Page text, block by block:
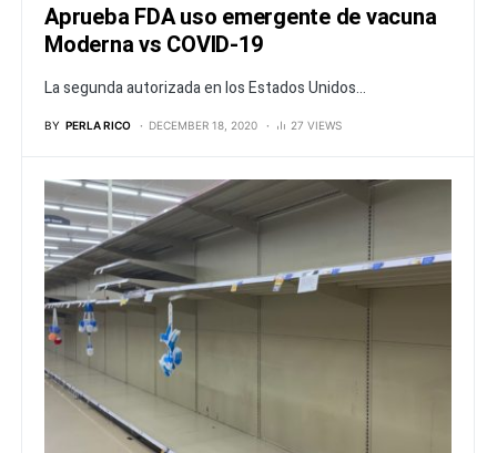
Aprueba FDA uso emergente de vacuna
Moderna vs COVID-19
La segunda autorizada en los Estados Unidos...
BY PERLA RICO DECEMBER 18, 2020 27 VIEWS